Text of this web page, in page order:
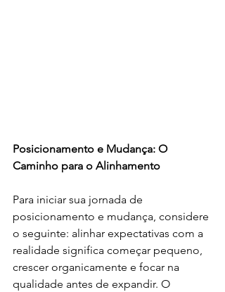
Posicionamento e Mudança: O
Caminho para o Alinhamento
Para iniciar sua jornada de
posicionamento e mudança, considere
o seguinte: alinhar expectativas com a
realidade significa começar pequeno,
crescer organicamente e focar na
qualidade antes de expandir. O